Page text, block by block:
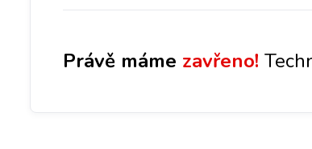
Právě máme zavřeno!